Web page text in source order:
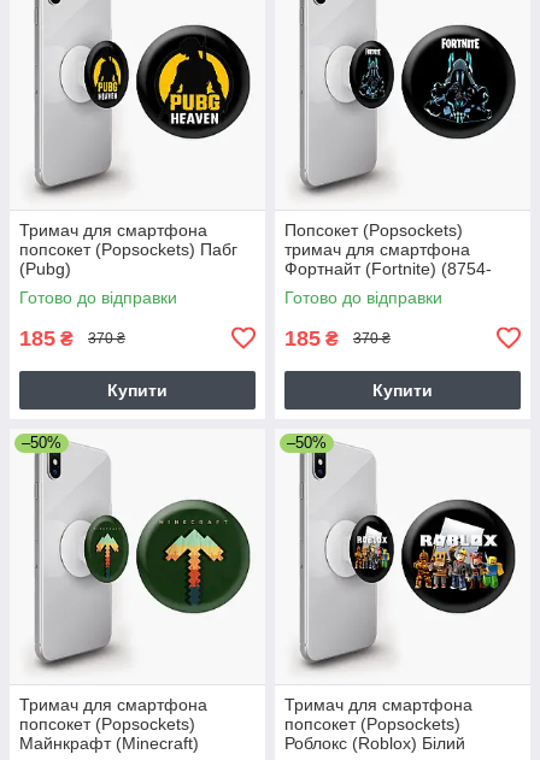
Тримач для смартфона
попсокет (Popsockets) Пабг
(Pubg)
Готово до відправки
185 ₴ 370 ₴
Купити
Попсокет (Popsockets)
тримач для смартфона
Фортнайт (Fortnite) (8754-
1195)
Готово до відправки
185 ₴ 370 ₴
Купити
–50%
Тримач для смартфона
попсокет (Popsockets)
Майнкрафт (Minecraft)
–50%
Тримач для смартфона
попсокет (Popsockets)
Роблокс (Roblox) Білий